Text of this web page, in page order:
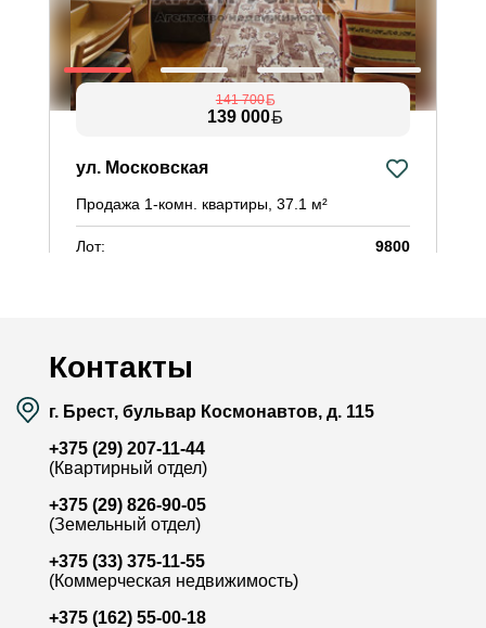
141 700
139 000
ул. Московская
Продажа 1-комн. квартиры, 37.1 м²
Лот:
9800
Контакты
г. Брест, бульвар Космонавтов, д. 115
+375 (29) 207-11-44
(Квартирный отдел)
+375 (29) 826-90-05
(Земельный отдел)
+375 (33) 375-11-55
(Коммерческая недвижимость)
+375 (162) 55-00-18